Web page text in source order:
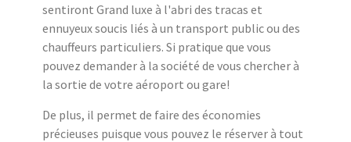
sentiront Grand luxe à l'abri des tracas et
ennuyeux soucis liés à un transport public ou des
chauffeurs particuliers. Si pratique que vous
pouvez demander à la société de vous chercher à
la sortie de votre aéroport ou gare!
De plus, il permet de faire des économies
précieuses puisque vous pouvez le réserver à tout